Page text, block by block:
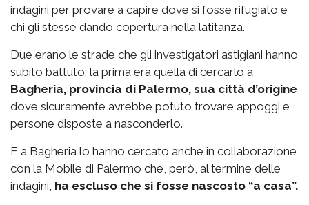
indagini per provare a capire dove si fosse rifugiato e
chi gli stesse dando copertura nella latitanza.
Due erano le strade che gli investigatori astigiani hanno
subito battuto: la prima era quella di cercarlo a
Bagheria, provincia di Palermo, sua città d’origine
dove sicuramente avrebbe potuto trovare appoggi e
persone disposte a nasconderlo.
E a Bagheria lo hanno cercato anche in collaborazione
con la Mobile di Palermo che, però, al termine delle
indagini, ha escluso che si fosse nascosto “a casa”.